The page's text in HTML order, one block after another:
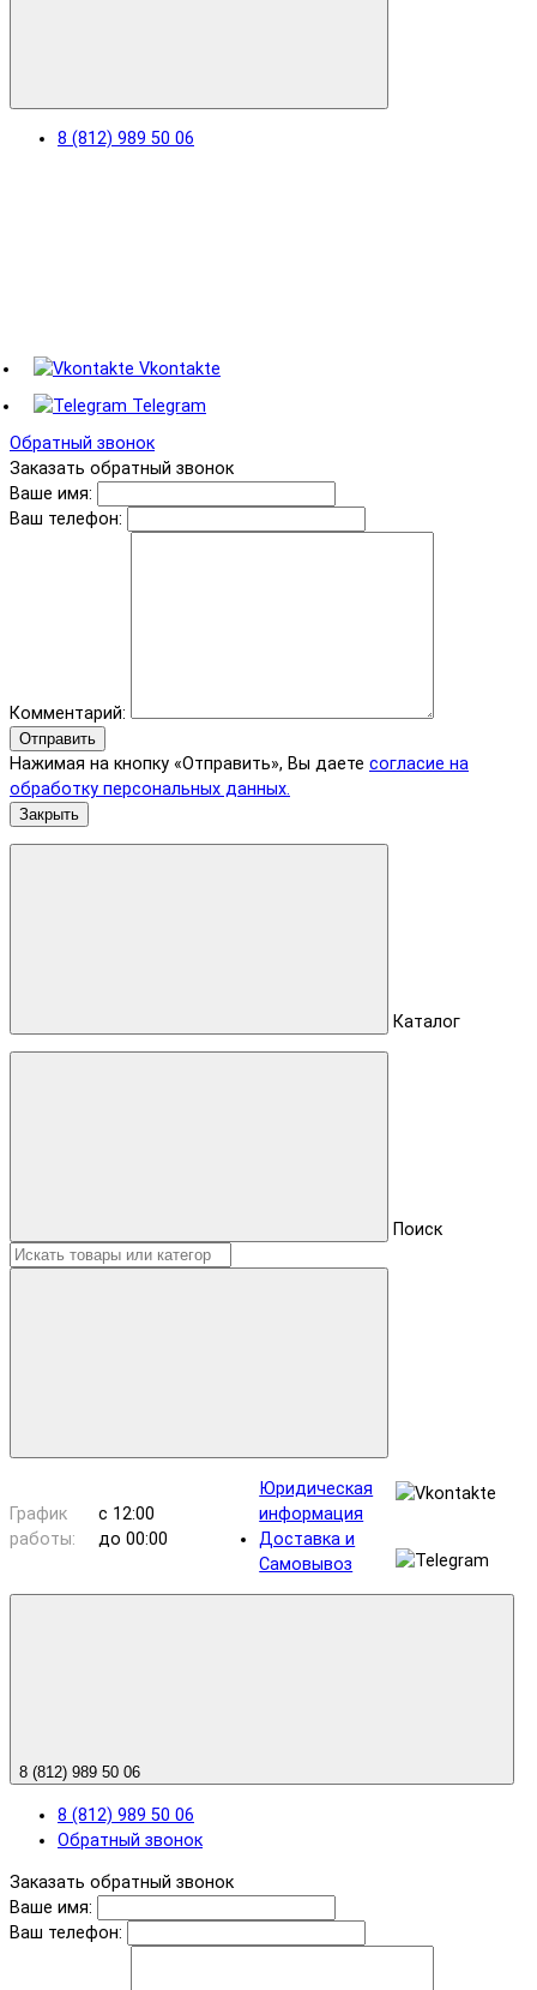
8 (812) 989 50 06
Vkontakte
Telegram
Обратный звонок
Заказать обратный звонок
Ваше имя:
Ваш телефон:
Комментарий:
Отправить
Нажимая на кнопку «Отправить», Вы даете согласие на
обработку персональных данных.
Закрыть
Каталог
Поиск
График
работы:
с 12:00
до 00:00
Юридическая
информация
Доставка и
Самовывоз
8 (812) 989 50 06
8 (812) 989 50 06
Обратный звонок
Заказать обратный звонок
Ваше имя:
Ваш телефон: